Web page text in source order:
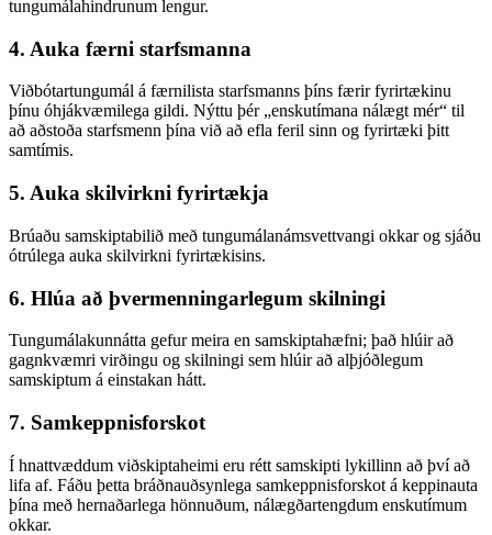
tungumálahindrunum lengur.
4. Auka færni starfsmanna
Viðbótartungumál á færnilista starfsmanns þíns færir fyrirtækinu
þínu óhjákvæmilega gildi. Nýttu þér „enskutímana nálægt mér“ til
að aðstoða starfsmenn þína við að efla feril sinn og fyrirtæki þitt
samtímis.
5. Auka skilvirkni fyrirtækja
Brúaðu samskiptabilið með tungumálanámsvettvangi okkar og sjáðu
ótrúlega auka skilvirkni fyrirtækisins.
6. Hlúa að þvermenningarlegum skilningi
Tungumálakunnátta gefur meira en samskiptahæfni; það hlúir að
gagnkvæmri virðingu og skilningi sem hlúir að alþjóðlegum
samskiptum á einstakan hátt.
7. Samkeppnisforskot
Í hnattvæddum viðskiptaheimi eru rétt samskipti lykillinn að því að
lifa af. Fáðu þetta bráðnauðsynlega samkeppnisforskot á keppinauta
þína með hernaðarlega hönnuðum, nálægðartengdum enskutímum
okkar.